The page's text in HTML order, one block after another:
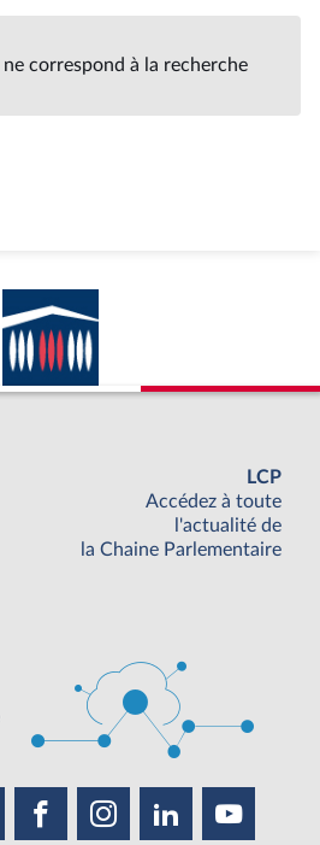
correspond à la recherche
LCP
Accédez à toute
l'actualité de
la Chaine Parlementaire